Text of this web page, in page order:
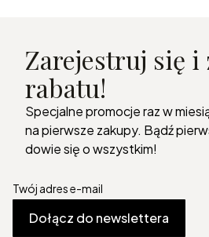
Zarejestruj się i
rabatu!
Specjalne promocje raz w
na pierwsze zakupy. Bądź
dowie się o wszystkim!
Twój adres e-mail
Dołącz do newslettera